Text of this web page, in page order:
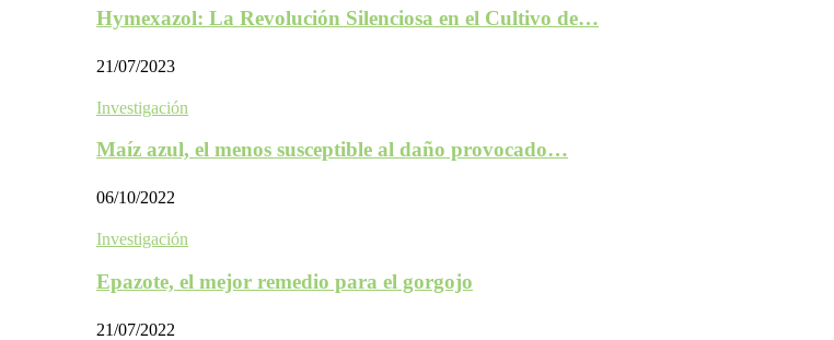
Hymexazol: La Revolución Silenciosa en el Cultivo de…
21/07/2023
Investigación
Maíz azul, el menos susceptible al daño provocado…
06/10/2022
Investigación
Epazote, el mejor remedio para el gorgojo
21/07/2022